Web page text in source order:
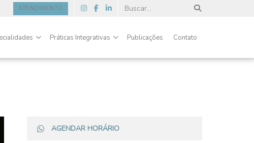
ATENDIMENTO
Práticas Integrativas Publicações Contato
AGENDAR HORÁRIO